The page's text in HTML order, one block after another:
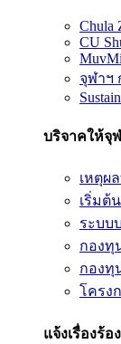
Chula
CU
MuvMi
จุฬาฯ
บริจาคให้จุ
เหตุผ
เริ่มต้
ระบบ
กองทุ
กองทุ
โครง
แจ้งเรื่องร้อ